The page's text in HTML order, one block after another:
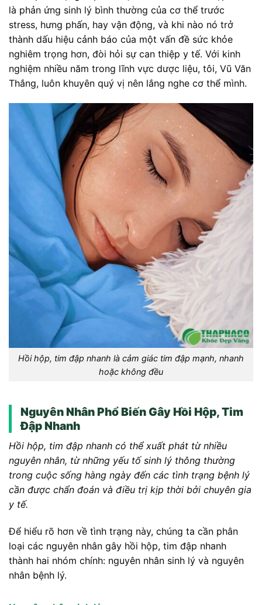
là phản ứng sinh lý bình thường của cơ thể trước
stress, hưng phấn, hay vận động, và khi nào nó trở
thành dấu hiệu cảnh báo của một vấn đề sức khỏe
nghiêm trọng hơn, đòi hỏi sự can thiệp y tế. Với kinh
nghiệm nhiều năm trong lĩnh vực dược liệu, tôi, Vũ Văn
Thắng, luôn khuyên quý vị nên lắng nghe cơ thể mình.
Hồi hộp, tim đập nhanh là cảm giác tim đập mạnh, nhanh
hoặc không đều
Nguyên Nhân Phổ Biến Gây Hồi Hộp, Tim
Đập Nhanh
Hồi hộp, tim đập nhanh có thể xuất phát từ nhiều
nguyên nhân, từ những yếu tố sinh lý thông thường
trong cuộc sống hàng ngày đến các tình trạng bệnh lý
cần được chẩn đoán và điều trị kịp thời bởi chuyên gia
y tế.
Để hiểu rõ hơn về tình trạng này, chúng ta cần phân
loại các nguyên nhân gây hồi hộp, tim đập nhanh
thành hai nhóm chính: nguyên nhân sinh lý và nguyên
nhân bệnh lý.